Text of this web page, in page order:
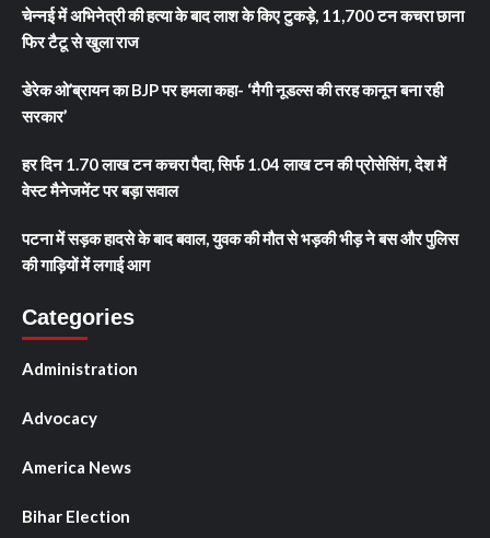
चेन्नई में अभिनेत्री की हत्या के बाद लाश के किए टुकड़े, 11,700 टन कचरा छाना
फिर टैटू से खुला राज
डेरेक ओ’ब्रायन का BJP पर हमला कहा- ‘मैगी नूडल्स की तरह कानून बना रही
सरकार’
हर दिन 1.70 लाख टन कचरा पैदा, सिर्फ 1.04 लाख टन की प्रोसेसिंग, देश में
वेस्ट मैनेजमेंट पर बड़ा सवाल
पटना में सड़क हादसे के बाद बवाल, युवक की मौत से भड़की भीड़ ने बस और पुलिस
की गाड़ियों में लगाई आग
Categories
Administration
Advocacy
America News
Bihar Election